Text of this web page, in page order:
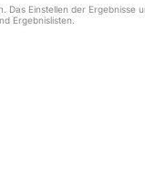
Einstellen der Ergebnisse
Ergebnislisten.